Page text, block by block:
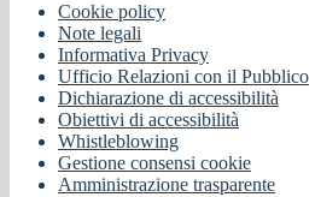
Cookie policy
Note legali
Informativa Privacy
Ufficio Relazioni con il Pubblico
Dichiarazione di accessibilità
Obiettivi di accessibilità
Whistleblowing
Gestione consensi cookie
Amministrazione trasparente